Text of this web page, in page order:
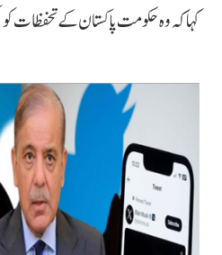
کہا کہ وہ حکومت پاکستان کے تحفظات